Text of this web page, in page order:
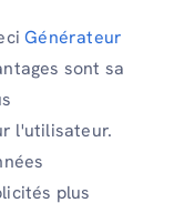
Générateur
sont sa
l'utilisateur.
plus